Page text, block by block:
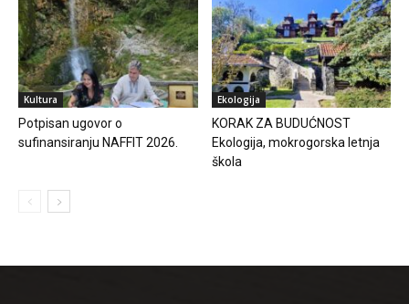
Kultura
Potpisan ugovor o
sufinansiranju NAFFIT 2026.
Ekologija
KORAK ZA BUDUĆNOST
Ekologija, mokrogorska letnja
škola